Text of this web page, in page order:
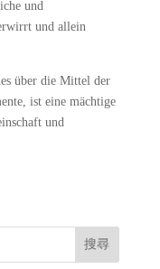
und
und allein
über die Mittel der
ist eine mächtige
und
搜尋